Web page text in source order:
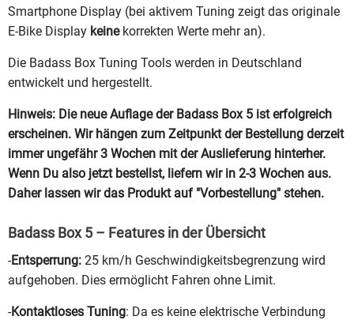
Smartphone Display (bei aktivem Tuning zeigt das originale
E-Bike Display keinekorrekten Werte mehr an).
Die Badass Box Tuning Tools werden in Deutschland
entwickelt und hergestellt.
Hinweis: Die neue Auflage der Badass Box 5 ist erfolgreich
erscheinen. Wir hängen zum Zeitpunkt der Bestellung derzeit
immer ungefähr 3 Wochen mit der Auslieferung hinterher.
Wenn Du also jetzt bestellst, liefern wir in 2-3 Wochen aus.
Daher lassen wir das Produkt auf "Vorbestellung" stehen.
Badass Box 5 – Features in der Übersicht
-Entsperrung: 25 km/h Geschwindigkeitsbegrenzung wird
aufgehoben. Dies ermöglicht Fahren ohne Limit.
-Kontaktloses Tuning: Da es keine elektrische Verbindung